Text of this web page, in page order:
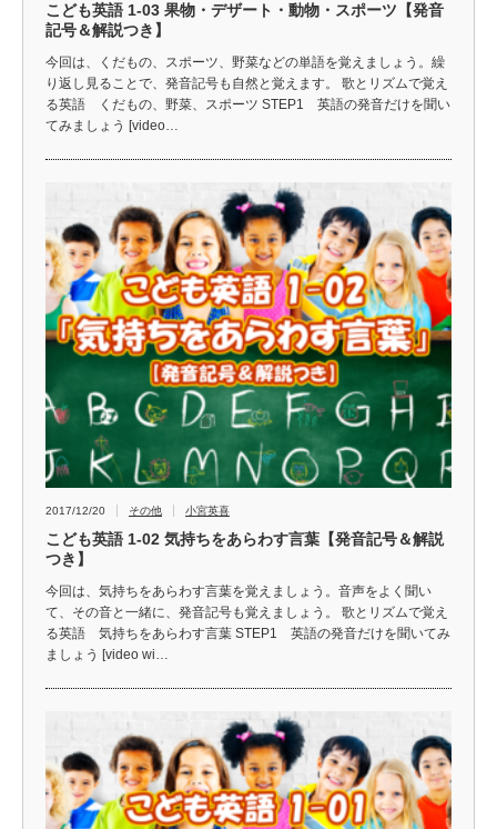
こども英語 1-03 果物・デザート・動物・スポーツ【発音
記号＆解説つき】
今回は、くだもの、スポーツ、野菜などの単語を覚えましょう。繰
り返し見ることで、発音記号も自然と覚えます。 歌とリズムで覚え
る英語 くだもの、野菜、スポーツ STEP1 英語の発音だけを聞い
てみましょう [video…
2017/12/20 その他 小宮英喜
こども英語 1-02 気持ちをあらわす言葉【発音記号＆解説
つき】
今回は、気持ちをあらわす言葉を覚えましょう。音声をよく聞い
て、その音と一緒に、発音記号も覚えましょう。 歌とリズムで覚え
る英語 気持ちをあらわす言葉 STEP1 英語の発音だけを聞いてみ
ましょう [video wi…